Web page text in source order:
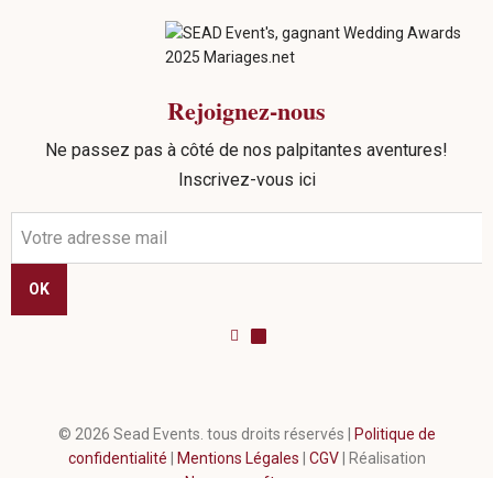
Rejoignez-nous
Ne passez pas à côté de nos palpitantes aventures!
Inscrivez-vous ici
OK
© 2026 Sead Events. tous droits réservés |
Politique de
confidentialité
Mentions Légales CGV
| Réalisation